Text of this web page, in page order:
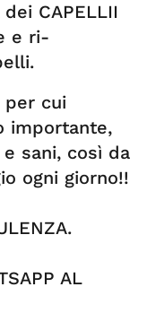
dei CAPELLII
e ri-
per cui
importante,
sani, così da
ogni giorno!!
AL